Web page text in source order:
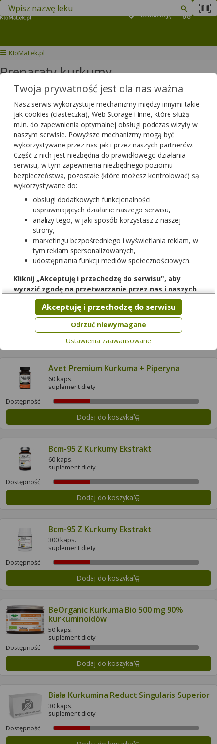
lokalizację
Znajdź lek w swojej okolicy
KtoMaLek.pl
Preparaty kurkumy
Wybierz grupę produktów
Filtrowanie
Filtrowanie
Wyniki wyszukiwania(95)
Wyczyść filtry
Aliness Curcumin 3 Plus
60 kaps.
suplement diety
Dostępność
Dodaj do koszyka
Allnutrition Curcumin + Ginger + Piperine
100 kaps.
suplement diety
Dostępność
Dodaj do koszyka
Avet Premium Kurkuma + Piperyna
60 kaps.
suplement diety
Dostępność
Dodaj do koszyka
Bcm-95 Z Kurkumy Ekstrakt
60 kaps.
suplement diety
Dostępność
Dodaj do koszyka
Bcm-95 Z Kurkumy Ekstrakt
300 kaps.
suplement diety
Dostępność
Dodaj do koszyka
BeOrganic Kurkuma Bio 500 mg 90%
kurkuminoidów
50 kaps.
suplement diety
Dostępność
Dodaj do koszyka
Biała Kurkumina Reduct Singularis Superior
30 kaps.
suplement diety
Dostępność
Twoja prywatność jest dla nas ważna
Nasz serwis wykorzystuje mechanizmy między innymi takie
jak cookies (ciasteczka), Web Storage i inne, które służą
m.in. do zapewnienia optymalnej obsługi podczas wizyty w
naszym serwisie. Powyższe mechanizmy mogą być
wykorzystywane przez nas jak i przez naszych partnerów.
Część z nich jest niezbędna do prawidłowego działania
serwisu, w tym zapewnienia niezbędnego poziomu
bezpieczeństwa, pozostałe (które możesz kontrolować) są
wykorzystywane do:
obsługi dodatkowych funkcjonalności
usprawniających działanie naszego serwisu,
analizy tego, w jaki sposób korzystasz z naszej
strony,
marketingu bezpośredniego i wyświetlania reklam, w
tym reklam spersonalizowanych,
udostępniania funkcji mediów społecznościowych.
Kliknij „Akceptuję i przechodzę do serwisu", aby
wyrazić zgodę na przetwarzanie przez nas i naszych
partnerów Twoich danych w powyższych celach.
Pamiętaj, że wyrażenie zgody jest dobrowolne, a wyrażoną
zgodę możesz w każdej chwili cofnąć, możesz też wycofać
zgodę na przetwarzanie Twoich danych tylko w niektórych
celach. Jeżeli chcesz dowiedzieć się więcej lub chcesz
dokonać za pomocą „Ustawień zaawansowanych".
Więcej informacji na temat wykorzystywania narzędzi
zewnętrznych w naszym serwisie znajdziesz w
Serwisu.
Odrzuć niewymagane
Akceptuję i przechodzę do serwisu
Ustawienia zaawansowane